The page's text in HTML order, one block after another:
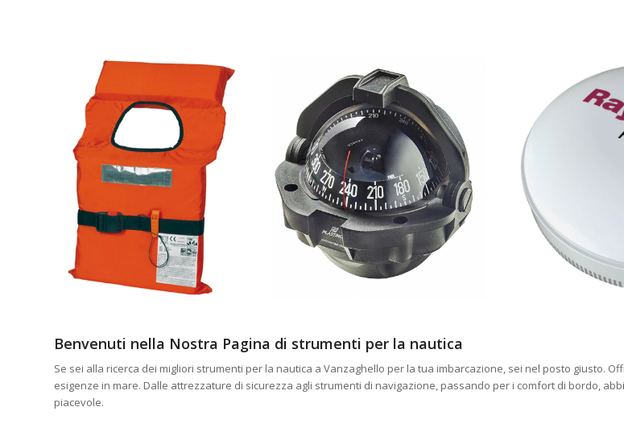
Benvenuti nella Nostra Pagina di strumenti per la nautica
Se sei alla ricerca dei migliori strumenti per la nautica a Vanzaghello per la tua imbarcazione, sei nel posto giusto.
esigenze in mare. Dalle attrezzature di sicurezza agli strumenti di navigazione, passando per i comfort di bordo,
piacevole.